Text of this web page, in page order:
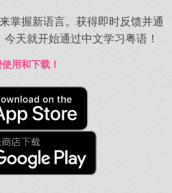
掌握新语言。获得即时反馈并通
天就开始通过中文学习粤语！
用和下载！